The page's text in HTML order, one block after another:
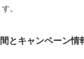
。
とキャンペーン情